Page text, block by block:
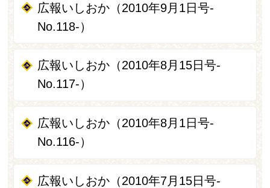
広報いしおか（2010年9月1日号-
No.118-）
広報いしおか（2010年8月15日号-
No.117-）
広報いしおか（2010年8月1日号-
No.116-）
広報いしおか（2010年7月15日号-